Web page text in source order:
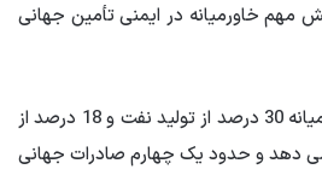
مهم خاورمیانه در ایمنی تأمین جهانی
براساس این موسسه ، خاورمیانه 30 درصد از تولید نفت و 18 درصد از
می دهد و حدود یک چهارم صادرات جهانی